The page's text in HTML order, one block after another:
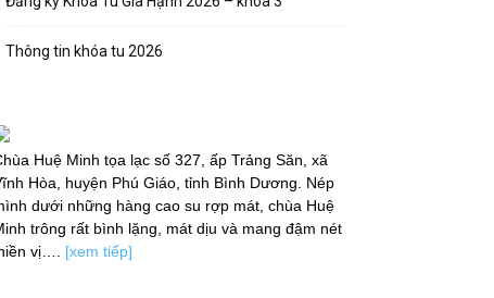
Thông tin khóa tu 2026
Huệ Minh tọa lạc số 327, ấp Trảng Săn, xã
Hòa, huyện Phú Giáo, tỉnh Bình Dương. Nép
dưới những hàng cao su rợp mát, chùa Huệ
trông rất bình lặng, mát dịu và mang đậm nét
vị…. [xem tiếp]